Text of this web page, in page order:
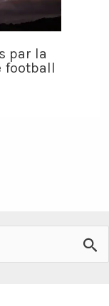
par la
football